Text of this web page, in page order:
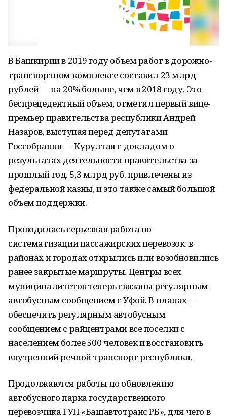
В Башкирии в 2019 году объем работ в дорожно-
транспортном комплексе составил 23 млрд
рублей — на 20% больше, чем в 2018 году. Это
беспрецедентный объем, отметил первый вице-
премьер правительства республики Андрей
Назаров, выступая перед депутатами
Госсобрания — Курултая с докладом о
результатах деятельности правительства за
прошлый год. 5,3 млрд руб. привлечены из
федеральной казны, и это также самый большой
объем поддержки.
Проводилась серьезная работа по
систематизации пассажирских перевозок: в
районах и городах открылись или возобновились
ранее закрытые маршруты. Центры всех
муниципалитетов теперь связаны регулярным
автобусным сообщением с Уфой. В планах —
обеспечить регулярным автобусным
сообщением с райцентрами все поселки с
населением более 500 человек и восстановить
внутренний речной транспорт республики.
Продолжаются работы по обновлению
автобусного парка государственного
перевозчика ГУП «Башавтотранс РБ», для чего в